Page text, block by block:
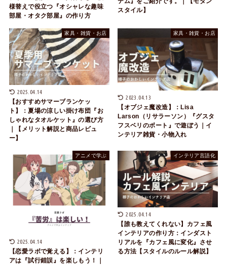
様替えで役立つ『オシャレな趣味
部屋・オタク部屋』の作り方
スタイル】
家具・雑貨・お店
2025.04.14
【おすすめサマーブランケッ
ト】：夏場の涼しい掛け布団『お
しゃれなタオルケット』の選び方
｜【メリット解説と商品レビュ
ー】
家具・雑貨・お店
2023.04.13
【オブジェ魔改造】：Lisa
Larson（リサラーソン）『グスタ
フスベリのボート』で遊ぼう｜イ
ンテリア雑貨・小物入れ
アニメで学ぶ
2025.04.14
【恋愛ラボで覚える】：インテリ
アは『試行錯誤』を楽しもう！｜
インテリア言語化
2025.04.14
【誰も教えてくれない】カフェ風
インテリアの作り方：インダスト
リアルを『カフェ風に変化』させ
る方法【スタイルのルール解説】